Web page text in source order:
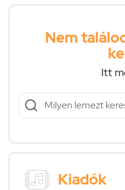
Nem
Itt
Kiadók